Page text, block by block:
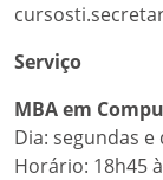
Serviço
MBA em
Dia: segundas
Horário: 18h45